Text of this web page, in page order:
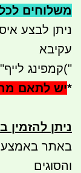
משלוחים לכל
עקיבא
("קמפינג
*יש לתאם
ניתן
באתר
והסוגים